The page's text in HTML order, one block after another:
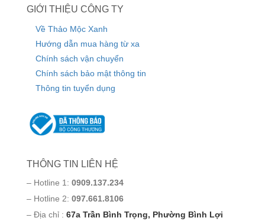
GIỚI THIỆU CÔNG TY
Về Thảo Mộc Xanh
Hướng dẫn mua hàng từ xa
Chính sách vận chuyển
Chính sách bảo mật thông tin
Thông tin tuyển dụng
THÔNG TIN LIÊN HỆ
– Hotline 1: 0909.137.234
– Hotline 2: 097.661.8106
– Địa chỉ : 67a Trần Bình Trọng, Phường Bình Lợi